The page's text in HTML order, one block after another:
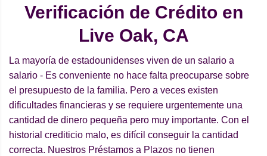
Verificación de Crédito en
Live Oak, CA
La mayoría de estadounidenses viven de un salario a
salario - Es conveniente no hace falta preocuparse sobre
el presupuesto de la familia. Pero a veces existen
dificultades financieras y se requiere urgentemente una
cantidad de dinero pequeña pero muy importante. Con el
historial crediticio malo, es difícil conseguir la cantidad
correcta. Nuestros Préstamos a Plazos no tienen